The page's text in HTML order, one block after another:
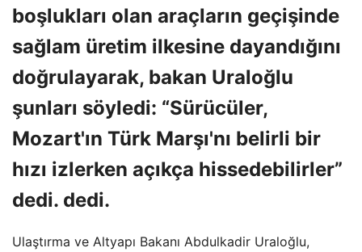
boşlukları olan araçların geçişinde
sağlam üretim ilkesine dayandığını
doğrulayarak, bakan Uraloğlu
şunları söyledi: “Sürücüler,
Mozart'ın Türk Marşı'nı belirli bir
hızı izlerken açıkça hissedebilirler”
dedi. dedi.
Ulaştırma ve Altyapı Bakanı Abdulkadir Uraloğlu,